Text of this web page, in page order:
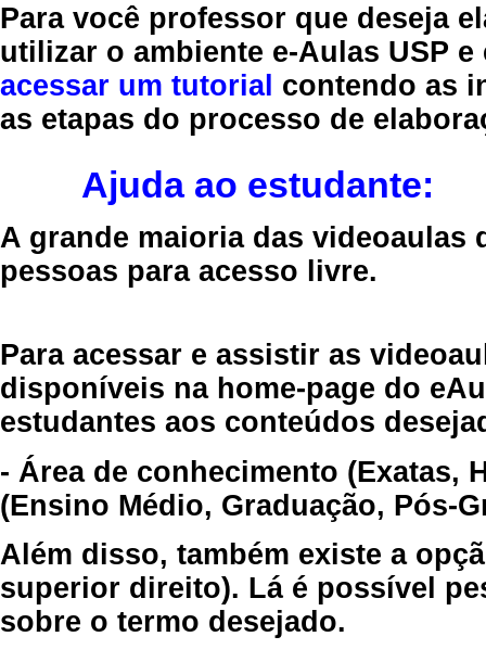
Para você professor que deseja
utilizar o ambiente e-Aulas USP
acessar um tutorial contendo as
as etapas do processo de
Ajuda ao estudante:
A grande maioria das videoaulas
pessoas para acesso livre.
Para acessar e assistir as
disponíveis na home-page do
estudantes aos conteúdos
- Área de conhecimento (Exatas,
(Ensino Médio, Graduação, Pós-
Além disso, também existe a
superior direito). Lá é possível
sobre o termo desejado.